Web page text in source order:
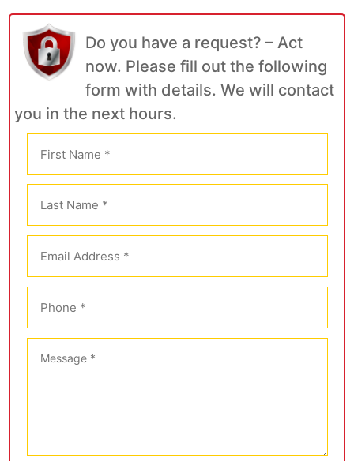
Do you have a request? – Act
now. Please fill out the following
form with details. We will contact
you in the next hours.